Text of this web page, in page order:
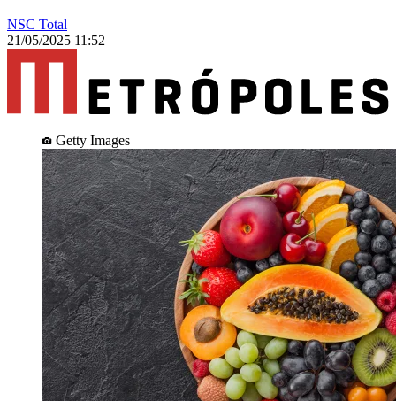
NSC Total
21/05/2025 11:52
Getty Images